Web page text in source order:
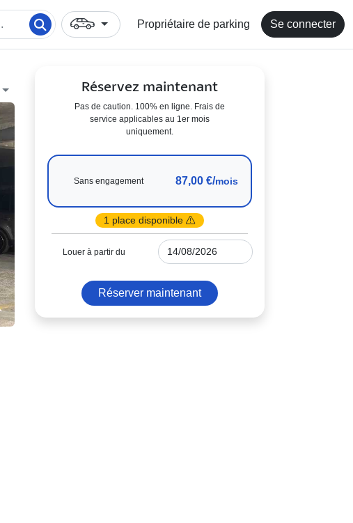
Propriétaire de parking Se connecter
Réservez maintenant
Pas de caution. 100% en ligne. Frais de
service applicables au 1er mois
uniquement.
Sans engagement 87,00 €/mois
1 place disponible
Louer à partir du
Réserver maintenant